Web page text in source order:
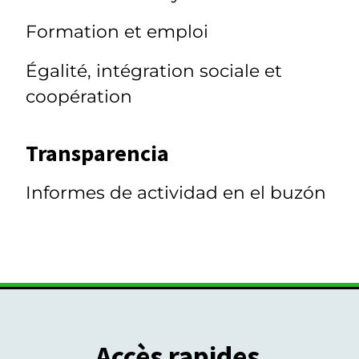
Formation et emploi
Égalité, intégration sociale et
coopération
Transparencia
Informes de actividad en el buzón